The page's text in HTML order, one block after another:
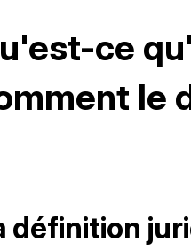
ce
le
définition